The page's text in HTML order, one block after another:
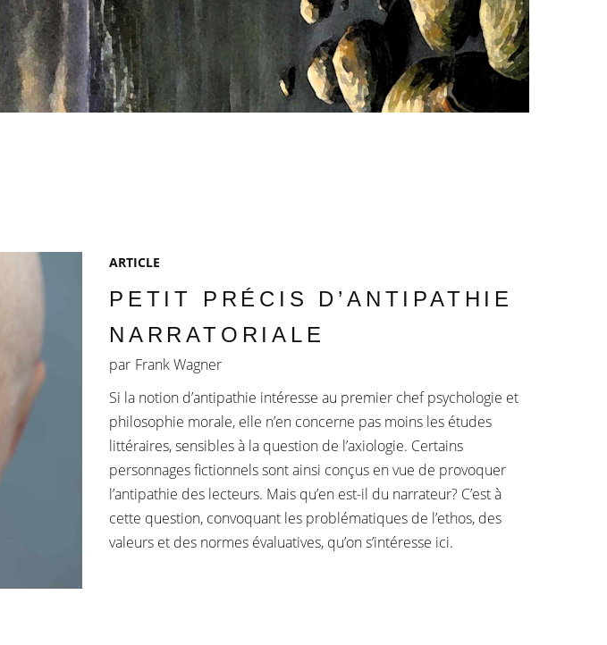
ARTICLE
PETIT PRÉCIS D’ANTIPATHIE
NARRATORIALE
par Frank Wagner
Si la notion d’antipathie intéresse au premier chef psychologie et
philosophie morale, elle n’en concerne pas moins les études
littéraires, sensibles à la question de l’axiologie. Certains
personnages fictionnels sont ainsi conçus en vue de provoquer
l’antipathie des lecteurs. Mais qu’en est-il du narrateur? C’est à
cette question, convoquant les problématiques de l’ethos, des
valeurs et des normes évaluatives, qu’on s’intéresse ici.